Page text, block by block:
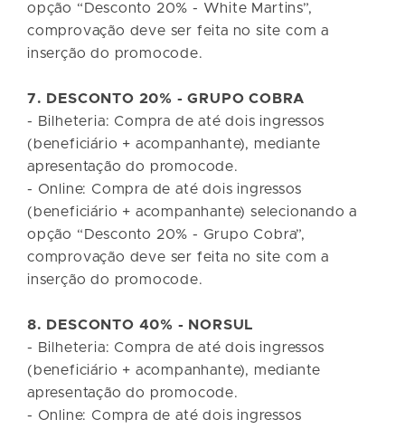
opção “Desconto 20% - White Martins”,
comprovação deve ser feita no site com a
inserção do promocode.
7. DESCONTO 20% - GRUPO COBRA
- Bilheteria: Compra de até dois ingressos
(beneficiário + acompanhante), mediante
apresentação do promocode.
- Online: Compra de até dois ingressos
(beneficiário + acompanhante) selecionando a
opção “Desconto 20% - Grupo Cobra”,
comprovação deve ser feita no site com a
inserção do promocode.
8. DESCONTO 40% - NORSUL
- Bilheteria: Compra de até dois ingressos
(beneficiário + acompanhante), mediante
apresentação do promocode.
- Online: Compra de até dois ingressos